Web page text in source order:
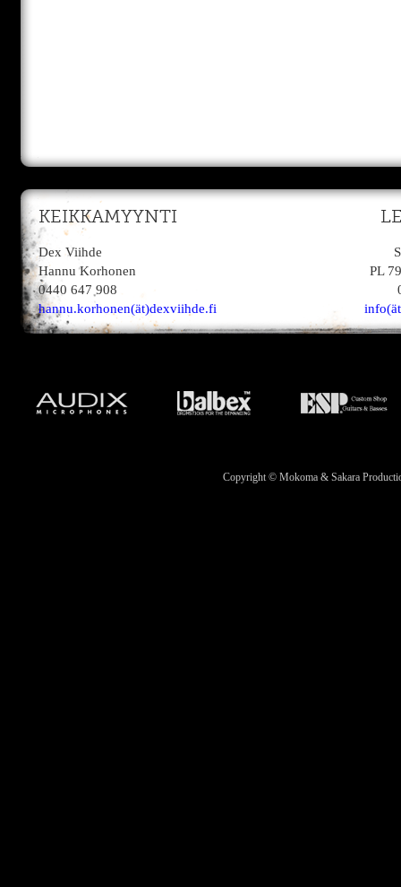
KEIKKAMYYNTI
Dex Viihde
Hannu Korhonen
0440 647 908
hannu.korhonen(ät)dexviihde.fi
PL
Copyright © Mokoma & Sakara